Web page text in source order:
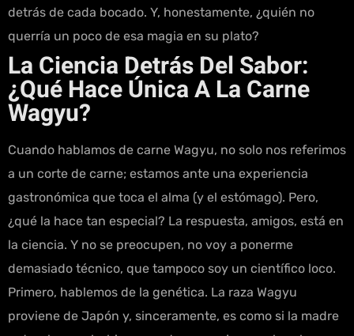
detrás de cada bocado. Y, honestamente, ¿quién no
querría un poco de esa magia en su plato?
La Ciencia Detrás Del Sabor:
¿Qué Hace Única A La Carne
Wagyu?
Cuando hablamos de carne Wagyu, no solo nos referimos
a un corte de carne; estamos ante una experiencia
gastronómica que toca el alma (y el estómago). Pero,
¿qué la hace tan especial? La respuesta, amigos, está en
la ciencia. Y no se preocupen, no voy a ponerme
demasiado técnico, que tampoco soy un científico loco.
Primero, hablemos de la genética. La raza Wagyu
proviene de Japón y, sinceramente, es como si la madre